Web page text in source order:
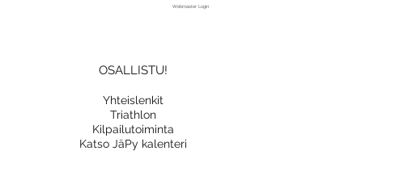
Webmaster Login
OSALLISTU!
Yhteislenkit
Triathlon
Kilpailutoiminta
Katso JäPy kalenteri